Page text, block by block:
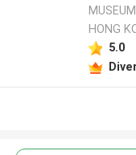
HONG
5.0